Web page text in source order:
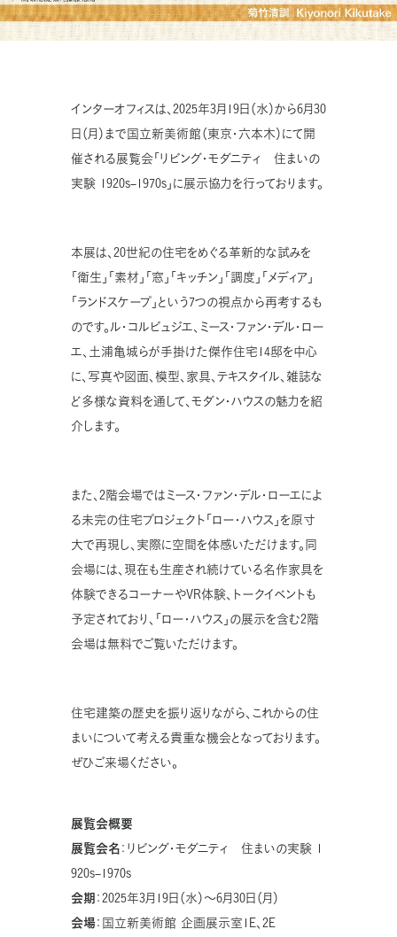
インターオフィスは、 2025年3月 19日（水）から6月30
日（月）まで国立新美術館（東京・六本木）にて開
催される展覧会「リビング・モダニティ 住まいの
実験 1920s–1970s」に展示協力を行っております。
本展は、 20世紀の住宅をめぐる革新的な試みを
「衛生」「素材」「窓」「キッチン」「調度」「メディア」
「ランドスケープ」という7つの視点から再考するも
のです。ル・コルビュジエ、ミース・ファン・デル・ロー
エ、土浦亀城らが手掛けた傑作住宅 14邸を中心
に、写真や図面、模型、家具、テキスタイル、雑誌な
ど多様な資料を通して、モダン・ハウスの魅力を紹
介します。
また、 2階会場ではミース・ファン・デル・ローエによ
る未完の住宅プロジェクト「ロー・ハウス」を原寸
大で再現し、実際に空間を体感いただけます。同
会場には、現在も生産され続けている名作家具を
体験できるコーナーやVR体験、トークイベントも
予定されており、「ロー・ハウス」の展示を含む2階
会場は無料でご覧いただけます。
住宅建築の歴史を振り返りながら、これからの住
まいについて考える貴重な機会となっております。
ぜひご来場ください。
展覧会概要
展覧会名：リビング・モダニティ 住まいの実験 1
920s–1970s
会期：2025年3月 19日（水）～6月30日（月）
会場：国立新美術館 企画展示室 1E、 2E